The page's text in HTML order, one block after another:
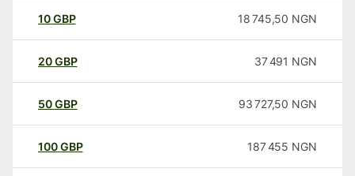
10GBP 18 745,50 NGN
20GBP 37 491 NGN
50GBP 93 727,50 NGN
100GBP 187 455 NGN